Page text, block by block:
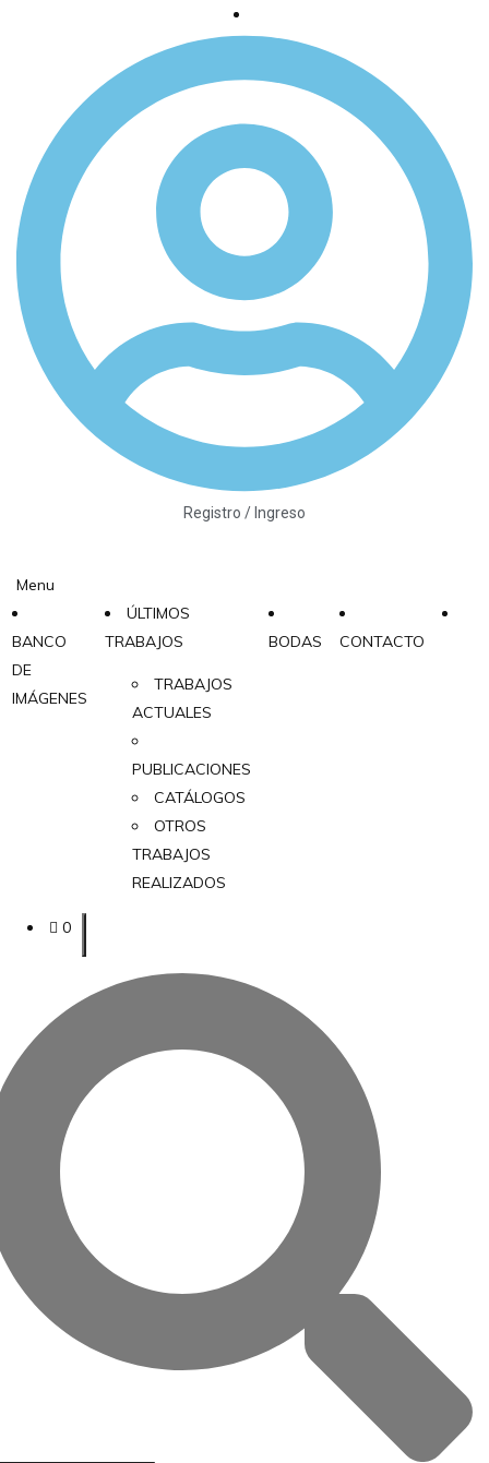
Registro / Ingreso
Menu
BANCO
DE
IMÁGENES
ÚLTIMOS
TRABAJOS
TRABAJOS
ACTUALES
PUBLICACIONES
CATÁLOGOS
OTROS
TRABAJOS
REALIZADOS
BODAS CONTACTO
0